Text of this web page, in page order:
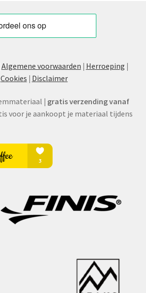
Algemene voorwaarden | Herroeping |
Cookies | Disclaimer
| gratis verzending vanaf
voor je aankoopt je materiaal tijdens